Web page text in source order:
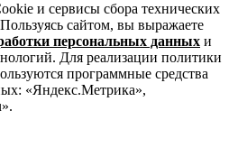
и сервисы сбора технических
сайтом, вы выражаете
персональных данных и
Для реализации политики
программные средства
«Яндекс.Метрика»,